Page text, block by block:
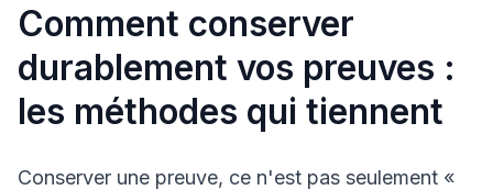
Comment conserver
durablement vos preuves :
les méthodes qui tiennent
Conserver une preuve, ce n'est pas seulement «